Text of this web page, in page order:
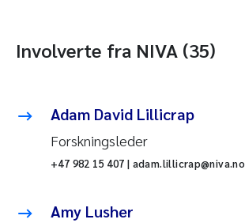
Involverte fra NIVA (35)
Adam David Lillicrap
Forskningsleder
+47 982 15 407 | adam.lillicrap@niva.no
Amy Lusher